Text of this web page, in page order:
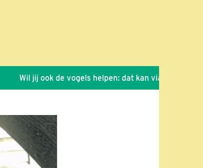
Wil jij ook de vogels helpen: dat kan via de link!